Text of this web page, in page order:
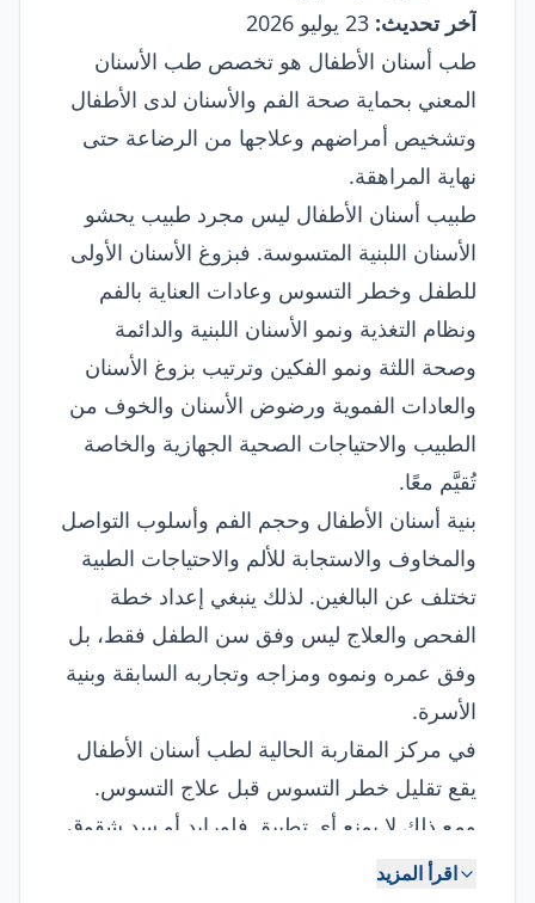
آخر تحديث:
طب أسنان الأطفال هو تخصص طب الأسنان
المعني بحماية صحة الفم والأسنان لدى الأطفال
وتشخيص أمراضهم وعلاجها من الرضاعة حتى
نهاية المراهقة.
طبيب أسنان الأطفال ليس مجرد طبيب يحشو
الأسنان اللبنية المتسوسة. فبزوغ الأسنان الأولى
للطفل وخطر التسوس وعادات العناية بالفم
ونظام التغذية ونمو الأسنان اللبنية والدائمة
وصحة اللثة ونمو الفكين وترتيب بزوغ الأسنان
والعادات الفموية ورضوض الأسنان والخوف من
الطبيب والاحتياجات الصحية الجهازية والخاصة
تُقيَّم معًا.
بنية أسنان الأطفال وحجم الفم وأسلوب التواصل
والمخاوف والاستجابة للألم والاحتياجات الطبية
تختلف عن البالغين. لذلك ينبغي إعداد خطة
الفحص والعلاج ليس وفق سن الطفل فقط، بل
وفق عمره ونموه ومزاجه وتجاربه السابقة وبنية
الأسرة.
في مركز المقاربة الحالية لطب أسنان الأطفال
يقع تقليل خطر التسوس قبل علاج التسوس.
ومع ذلك لا يمنع أي تطبيق فلورايد أو سد شقوق
أو مراجعة منتظمة كل التسوس قطعًا. ويعتمد
اقرأ المزيد